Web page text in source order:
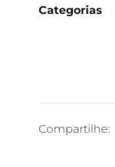
Categorias
Compartilhe: